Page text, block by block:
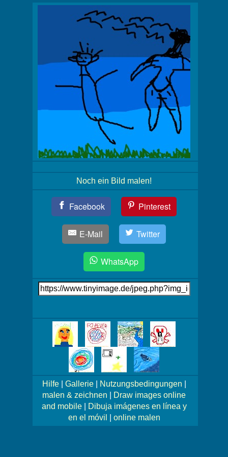
Noch ein Bild malen!
Facebook Pinterest
E-Mail Twitter
WhatsApp
Link
auf's
Bilder!
Hilfe| Gallerie| Nutzungsbedingungen
malen & zeichnen
Draw images online
and mobile|
Dibuja imágenes en línea y
en el móvil
online malen